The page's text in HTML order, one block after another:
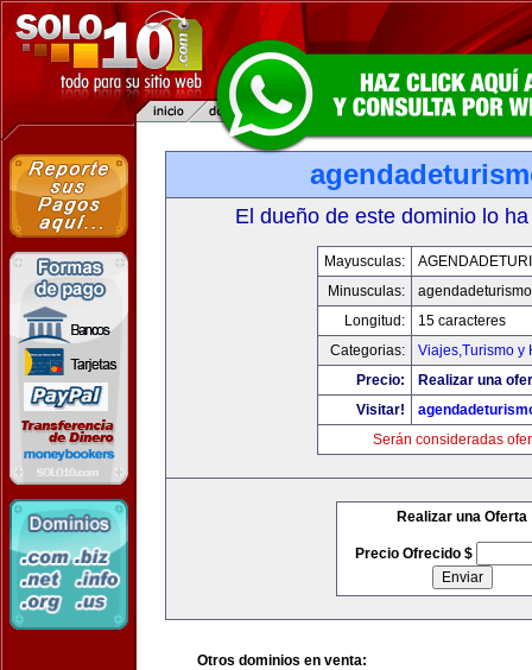
El dueño de este dominio lo
Mayusculas:
Minusculas:
Longitud:
15 caracteres
Categorias:
Viajes,Turismo y
Precio:
Realizar una
Visitar!
Serán consideradas
Realizar una Oferta
Precio Ofrecido $
Otros dominios en venta: